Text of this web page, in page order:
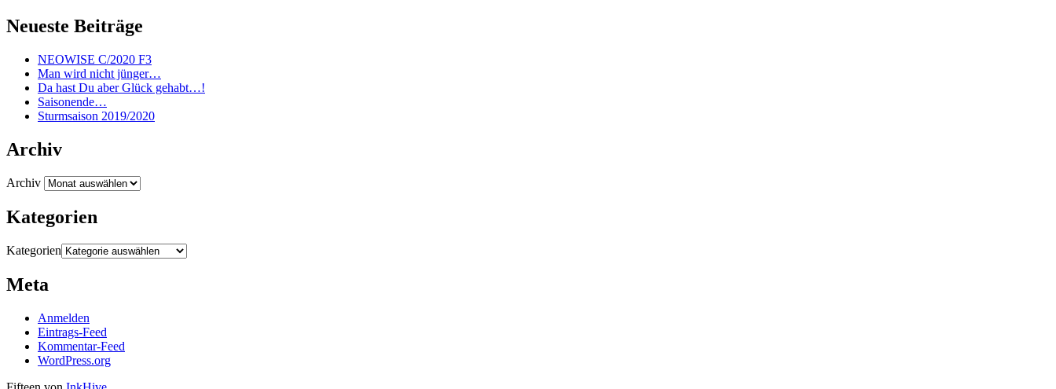
Neueste Beiträge
NEOWISE C/2020 F3
Man wird nicht jünger…
Da hast Du aber Glück gehabt…!
Saisonende…
Sturmsaison 2019/2020
Archiv
Archiv
Kategorien
Kategorien
Meta
Anmelden
Eintrags-Feed
Kommentar-Feed
WordPress.org